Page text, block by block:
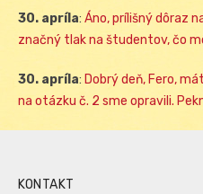
30. apríla: Áno, prílišný dôraz
značný tlak na študentov, čo
30. apríla: Dobrý deň, Fero,
na otázku č. 2 sme opravili.
KONTAKT